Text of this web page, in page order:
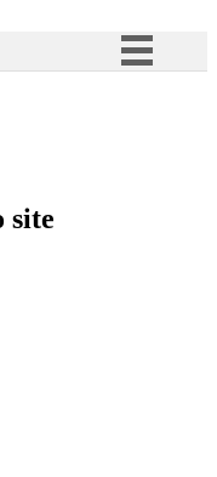
à informação
site